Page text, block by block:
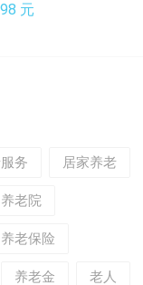
元
务 居家养老
养老院
养老保险
养老金 老人